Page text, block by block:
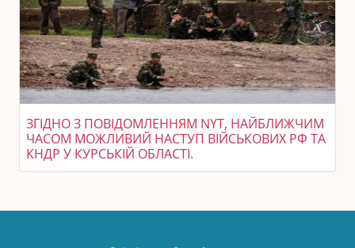
ЗГІДНО З ПОВІДОМЛЕННЯМ NYT, НАЙБЛИЖЧИМ
ЧАСОМ МОЖЛИВИЙ НАСТУП ВІЙСЬКОВИХ РФ ТА
КНДР У КУРСЬКІЙ ОБЛАСТІ.